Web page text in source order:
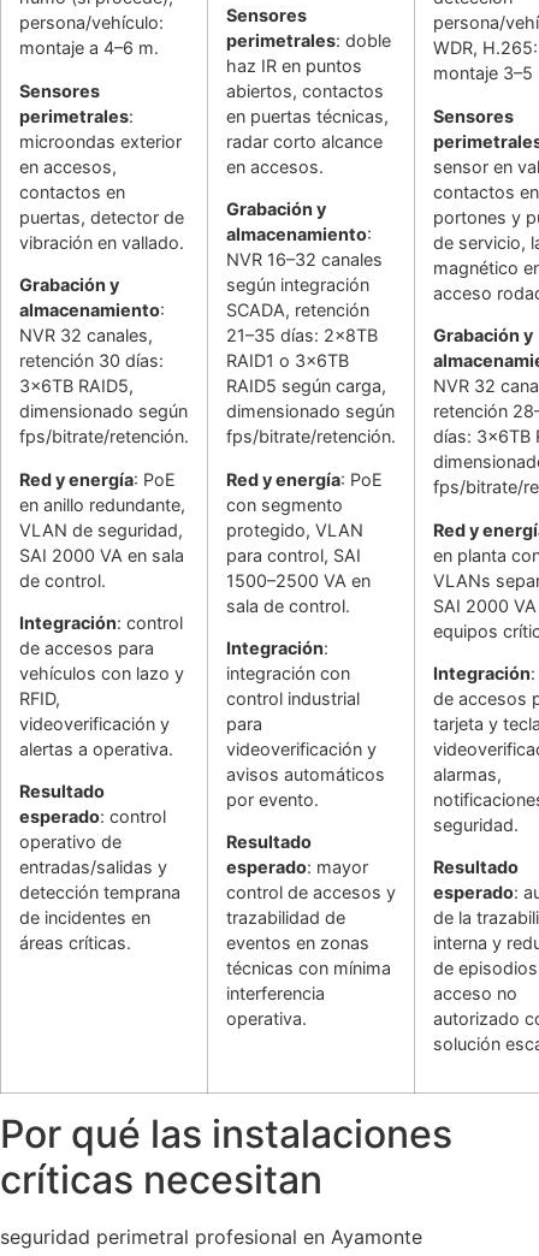
persona/vehículo:
montaje a 4–6 m.
Sensores
perimetrales:
microondas exterior
en accesos,
contactos en
puertas, detector de
vibración en vallado.
Grabación y
almacenamiento:
NVR 32 canales,
retención 30 días:
3x6TB RAID5,
dimensionado según
fps/bitrate/retención.
Red y energía: PoE
en anillo redundante,
VLAN de seguridad,
SAI 2000 VA en sala
de control.
Integración: control
de accesos para
vehículos con lazo y
RFID,
videoverificación y
alertas a operativa.
Resultado
esperado: control
operativo de
entradas/salidas y
detección temprana
de incidentes en
áreas críticas.
Sensores
perimetrales: doble
haz IR en puntos
abiertos, contactos
en puertas técnicas,
radar corto alcance
en accesos.
Grabación y
almacenamiento:
NVR 16–32 canales
según integración
SCADA, retención
21–35 días: 2x8TB
RAID1 o 3x6TB
RAID5 según carga,
dimensionado según
fps/bitrate/retención.
Red y energía: PoE
con segmento
protegido, VLAN
para control, SAI
1500–2500 VA en
sala de control.
Integración:
integración con
control industrial
para
videoverificación y
avisos automáticos
por evento.
Resultado
esperado: mayor
control de accesos y
trazabilidad de
eventos en zonas
técnicas con mínima
interferencia
operativa.
persona/
WDR, H.265:
montaje 3–5
Sensores
sensor en
contactos en
portones y
de servicio,
magnético
acceso
Grabación y
NVR 32
retención
días: 3x6TB
fps/bitrate/
Red y
en planta
VLANs
SAI 2000
equipos
Integración
de accesos
tarjeta y
alarmas,
seguridad.
Resultado
esperado:
de la
interna y
de
acceso no
autorizado
solución
Por qué las instalaciones
críticas necesitan
seguridad perimetral profesional en Ayamonte